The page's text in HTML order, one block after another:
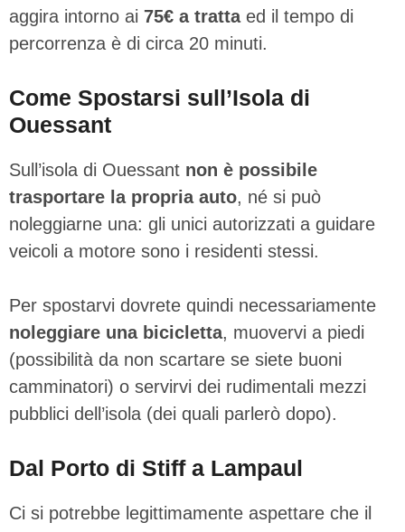
aggira intorno ai 75€ a tratta ed il tempo di
percorrenza è di circa 20 minuti.
Come Spostarsi sull’Isola di
Ouessant
Sull’isola di Ouessant non è possibile
trasportare la propria auto, né si può
noleggiarne una: gli unici autorizzati a guidare
veicoli a motore sono i residenti stessi.
Per spostarvi dovrete quindi necessariamente
noleggiare una bicicletta, muovervi a piedi
(possibilità da non scartare se siete buoni
camminatori) o servirvi dei rudimentali mezzi
pubblici dell’isola (dei quali parlerò dopo).
Dal Porto di Stiff a Lampaul
Ci si potrebbe legittimamente aspettare che il